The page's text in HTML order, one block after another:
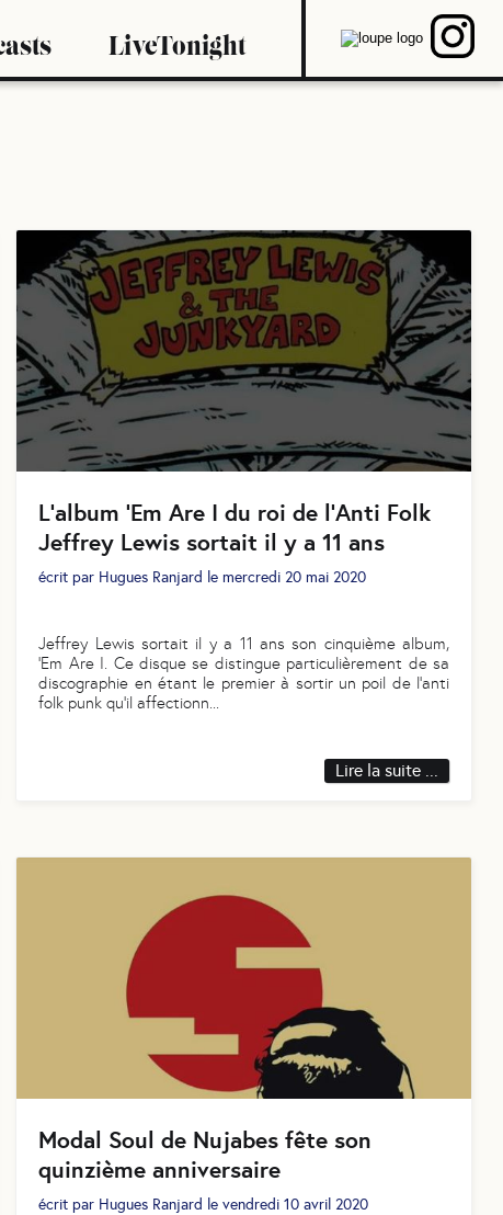
LiveTonight
L’album 'Em Are I du roi de l’Anti Folk
Jeffrey Lewis sortait il y a 11 ans
écrit par Hugues Ranjard lemercredi 20 mai 2020
Jeffrey Lewis sortait il y a 11 ans son cinquième album,
'Em Are I. Ce disque se distingue particulièrement de sa
discographie en étant le premier à sortir un poil de l’anti
folk punk qu’il affectionn
Lire la suite ...
Modal Soul de Nujabes fête son
quinzième anniversaire
écrit par Hugues Ranjard levendredi 10 avril 2020